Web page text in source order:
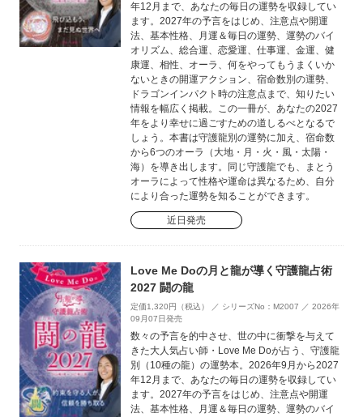
年12月まで、あなたの毎日の運勢を収録してい
ます。2027年の予言をはじめ、注意点や開運
法、基本性格、月運＆毎日の運勢、運勢のバイ
オリズム、総合運、恋愛運、仕事運、金運、健
康運、相性、オーラ、何をやってもうまくいか
ないときの開運アクション、宿命数別の運勢、
ドラゴンインパクト時の注意点まで、知りたい
情報を幅広く掲載。この一冊が、あなたの2027
年をより幸せに過ごすための道しるべとなるで
しょう。本書は守護龍別の運勢に加え、宿命数
から6つのオーラ（大地・月・火・風・太陽・
海）を導き出します。同じ守護龍でも、まとう
オーラによって性格や運命は異なるため、自分
により合った運勢を知ることができます。
近日発売
Love Me Doの月と龍が導く守護龍占術
2027 闘の龍
定価1,320円（税込） ／ シリーズNo：M2007 ／ 2026年
09月07日発売
数々の予言を的中させ、世の中に衝撃を与えて
きた大人気占い師・Love Me Doが占う、守護龍
別（10種の龍）の運勢本。2026年9月から2027
年12月まで、あなたの毎日の運勢を収録してい
ます。2027年の予言をはじめ、注意点や開運
法、基本性格、月運＆毎日の運勢、運勢のバイ